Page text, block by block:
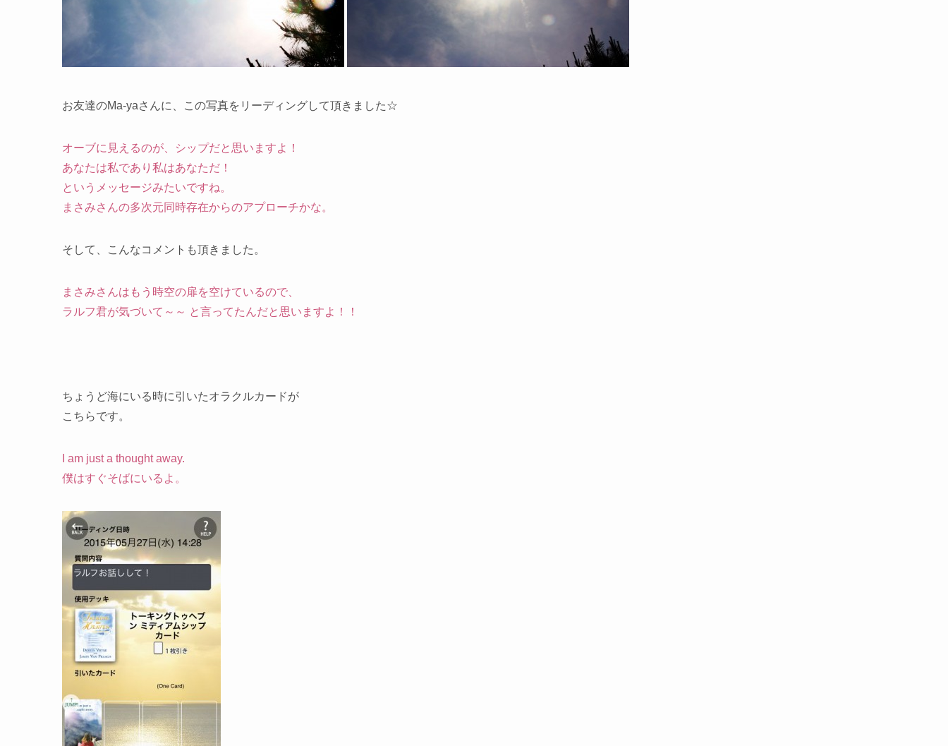
お友達のMa-yaさんに、この写真をリーディングして頂きました☆
オーブに見えるのが、シップだと思いますよ！
あなたは私であり私はあなただ！
というメッセージみたいですね。
まさみさんの多次元同時存在からのアプローチかな。
そして、こんなコメントも頂きました。
まさみさんはもう時空の扉を空けているので、
ラルフ君が気づいて～～ と言ってたんだと思いますよ！！
ちょうど海にいる時に引いたオラクルカードが
こちらです。
I am just a thought away.
僕はすぐそばにいるよ。